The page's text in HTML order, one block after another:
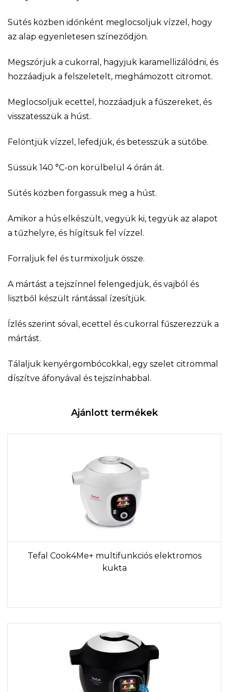
Sütés közben időnként meglocsoljuk vízzel, hogy
az alap egyenletesen színeződjön.
Megszórjuk a cukorral, hagyjuk karamellizálódni, és
hozzáadjuk a felszeletelt, meghámozott citromot.
Meglocsoljuk ecettel, hozzáadjuk a fűszereket, és
visszatesszük a húst.
Felöntjük vízzel, lefedjük, és betesszük a sütőbe.
Süssük 140 °C-on körülbelül 4 órán át.
Sütés közben forgassuk meg a húst.
Amikor a hús elkészült, vegyük ki, tegyük az alapot
a tűzhelyre, és hígítsuk fel vízzel.
Forraljuk fel és turmixoljuk össze.
A mártást a tejszínnel felengedjük, és vajból és
lisztből készült rántással ízesítjük.
Ízlés szerint sóval, ecettel és cukorral fűszerezzük a
mártást.
Tálaljuk kenyérgombócokkal, egy szelet citrommal
díszítve áfonyával és tejszínhabbal.
Ajánlott termékek
Tefal Cook4Me+ multifunkciós elektromos
kukta